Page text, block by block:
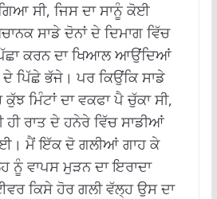
ਸੀ, ਜਿਸ ਦਾ ਸਾਨੂੰ ਕੋਈ
ਸਾਡੇ ਦੋਨਾਂ ਦੇ ਦਿਮਾਗ ਵਿੱਚ
ਕਰਨ ਦਾ ਖਿਆਲ ਆਉਂਦਿਆਂ
ਪਿੱਛੇ ਭੱਜੇ। ਪਰ ਕਿਉਂਕਿ ਸਾਡੇ
ਮਿੰਟਾਂ ਦਾ ਵਕਫਾ ਪੈ ਚੁੱਕਾ ਸੀ,
ਰਾਤ ਦੇ ਹਨੇਰੇ ਵਿੱਚ ਸਾਡੀਆਂ
ਮੈਂ ਇੱਕ ਦੋ ਗਲੀਆਂ ਗਾਹ ਕੇ
ਨੂੰ ਵਾਪਸ ਮੁੜਨ ਦਾ ਇਰਾਦਾ
ਕਿਸੇ ਹੋਰ ਗਲੀ ਵੱਲ੍ਹ ਉਸ ਦਾ